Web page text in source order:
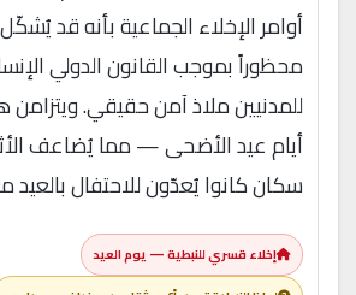
أوامر الإخلاء الجماعية بأنه قد
محظوراً بموجب القانون الدولي
للمدنيين ملاذ آمن حقيقي. ويتزامن
أيام عيد الأضحى — مما يُضاعف
سكان كانوا يُعدّون للاحتفال بالعيد
إخلاء قسري للنبطية — يوم العيد